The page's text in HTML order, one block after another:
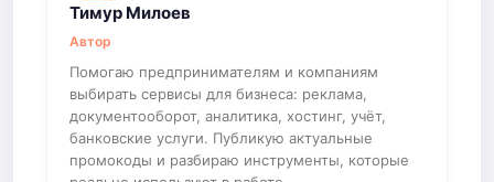
Тимур Милоев
Автор
Помогаю предпринимателям и компаниям
выбирать сервисы для бизнеса: реклама,
документооборот, аналитика, хостинг, учёт,
банковские услуги. Публикую актуальные
промокоды и разбираю инструменты, которые